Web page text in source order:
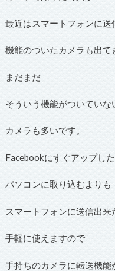
最近はスマートフォンに送
機能のついたカメラも出て
まだまだ
そういう機能がついていな
カメラも多いです。
Facebookにすぐアップし
パソコンに取り込むよりも
スマートフォンに送信出来
手軽に使えますので
手持ちのカメラに転送機能